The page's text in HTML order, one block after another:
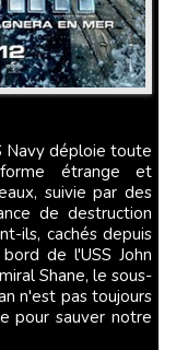
étrange et
suivie par des
de destruction
ils, cachés depuis
de l'USS John
Shane, le sous-
n'est pas toujours
pour sauver notre